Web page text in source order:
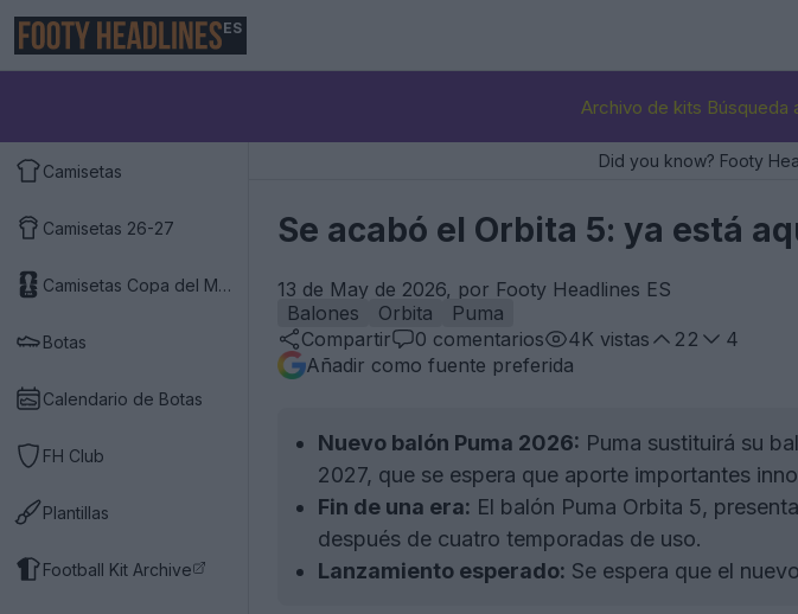
ES
Archivo de kits Búsqueda
Camisetas
Camisetas 26-27
Camisetas Copa del Mundo 2026
Botas
Calendario de Botas
FH Club
Plantillas
Football Kit Archive
Did you know? Footy
Se acabó el Orbita 5: ya está
13 de May de 2026, por Footy Headlines ES
Balones
Orbita
Puma
Compartir
0 comentarios 4K vistas 22
4
Añadir como fuente preferida
Nuevo balón Puma 2026: Puma sustituirá su
2027, que se espera que aporte importantes
Fin de una era: El balón Puma Orbita 5,
después de cuatro temporadas de uso.
Lanzamiento esperado: Se espera que el